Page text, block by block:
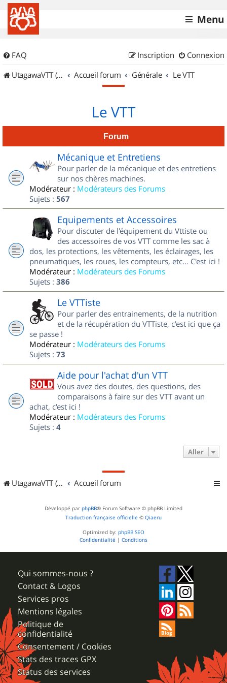
Menu
FAQ Connexion
Inscription
UtagawaVTT (Randos VTT et VTTAE avec traces GPS)
Accueil forum Générale Le VTT
Le VTT
Forum
Mécanique et Entretiens
Pour parler de la mécanique et des entretiens
sur nos chères machines.
Modérateur : Modérateurs des Forums
Sujets : 567
Equipements et Accessoires
Pour discuter de l'équipement du Vttiste ou
des accessoires de vos VTT comme les sac à
dos, les protections, les vêtements, les éclairages, les
pneumatiques, les roues, les compteurs, etc... C'est ici !
Modérateur : Modérateurs des Forums
Sujets : 386
Le VTTiste
Pour parler des entrainements, de la nutrition
et de la récupération du VTTiste, c'est ici que ça
se passe !
Modérateur : Modérateurs des Forums
Sujets : 73
Aide pour l'achat d'un VTT
Vous avez des doutes, des questions, des
comparaisons à faire sur des VTT avant un
achat, c'est ici !
Modérateur : Modérateurs des Forums
Sujets : 4
Aller
UtagawaVTT (Randos VTT et VTTAE avec traces GPS) Accueil forum
Développé par phpBB® Forum Software © phpBB Limited
Traduction française officielle © Qiaeru
Optimized by: phpBB SEO
Confidentialité | Conditions
Qui sommes-nous ?
Contact & Logos
Services pros
Mentions légales
Politique de
confidentialité
Consentement / Cookies
Stats des traces GPX
Status des services